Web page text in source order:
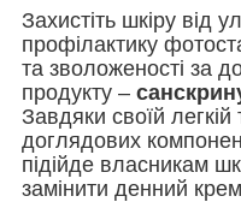
Захистіть шкіру від
профілактику
та зволоженості за
продукту –
Завдяки своїй легкій
доглядових
підійде власникам
замінити денний